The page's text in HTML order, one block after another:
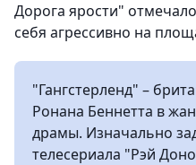
Дорога ярости"
себя агрессивно на
"Гангстерленд" –
Ронана Беннетта в
драмы. Изначально
телесериала "Рэй